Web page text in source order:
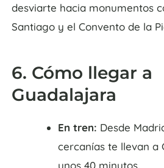
desviarte hacia monumentos
Santiago y el Convento de la
6. Cómo llegar a
Guadalajara
En tren: Desde
cercanías te llevan a
unos 40 minutos.